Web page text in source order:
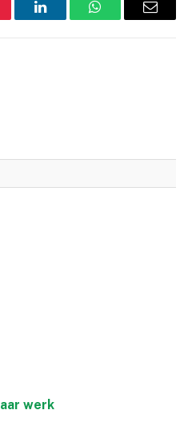
LinkedInWhatsAppEmail
werk